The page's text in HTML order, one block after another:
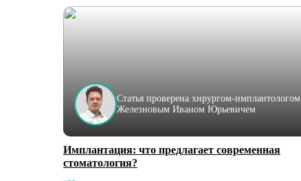
Статья проверена хирургом-имплантологом
Железновым Иваном Юрьевичем
Имплантация: что предлагает современная
стоматология?